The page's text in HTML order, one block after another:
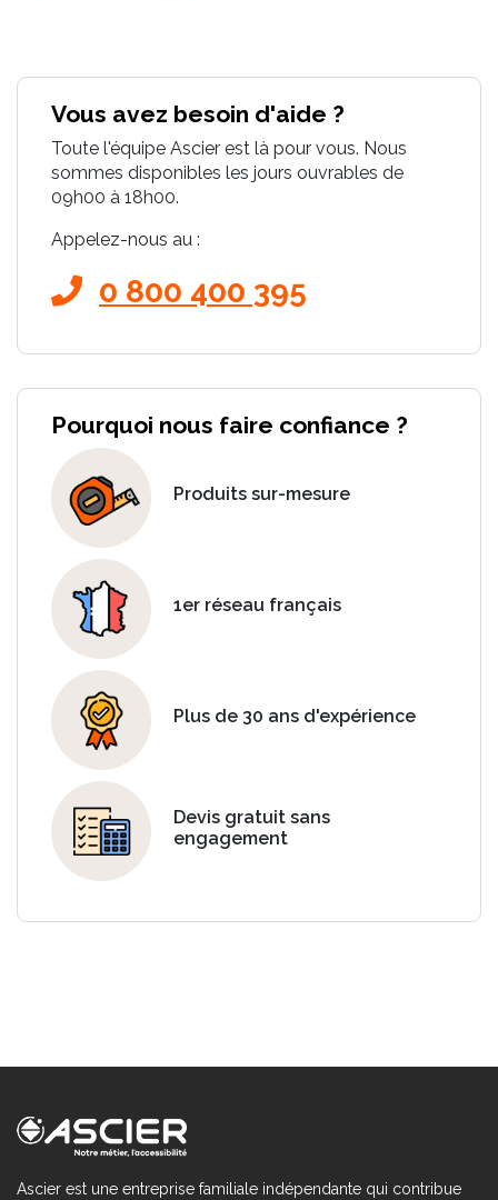
Vous avez besoin d'aide ?
Toute l'équipe Ascier est là pour vous. Nous
sommes disponibles les jours ouvrables de
09h00 à 18h00.
Appelez-nous au :
0 800 400 395
Pourquoi nous faire confiance ?
Produits sur-mesure
1er réseau français
Plus de 30 ans d'expérience
Devis gratuit sans
engagement
Ascier est une entreprise familiale indépendante qui contribue